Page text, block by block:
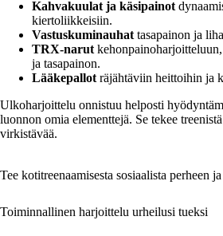
Kahvakuulat ja käsipainot
kiertoliikkeisiin.
Vastuskuminauhat tasapainon ja
TRX-narut
ja tasapainon.
Lääkepallot räjähtäviin heittoihin ja
Ulkoharjoittelu onnistuu helposti
luonnon omia elementtejä. Se tekee
virkistävää.
Tee kotitreenaamisesta sosiaalista perheen
Toiminnallinen harjoittelu urheilusi tueksi